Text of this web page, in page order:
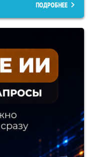
ПОДРОБНЕЕ